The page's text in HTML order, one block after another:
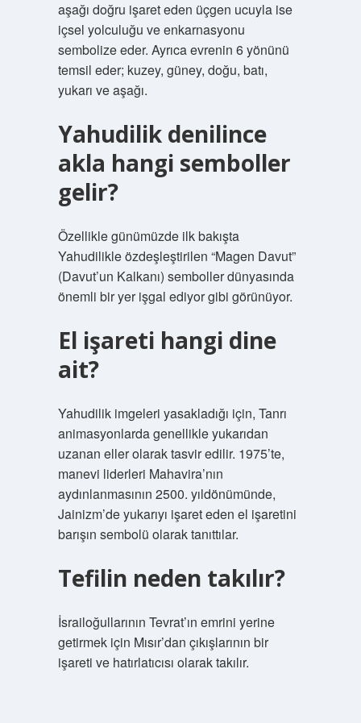
aşağı doğru işaret eden üçgen ucuyla ise
içsel yolculuğu ve enkarnasyonu
sembolize eder. Ayrıca evrenin 6 yönünü
temsil eder; kuzey, güney, doğu, batı,
yukarı ve aşağı.
Yahudilik denilince
akla hangi semboller
gelir?
Özellikle günümüzde ilk bakışta
Yahudilikle özdeşleştirilen “Magen Davut”
(Davut’un Kalkanı) semboller dünyasında
önemli bir yer işgal ediyor gibi görünüyor.
El işareti hangi dine
ait?
Yahudilik imgeleri yasakladığı için, Tanrı
animasyonlarda genellikle yukarıdan
uzanan eller olarak tasvir edilir. 1975’te,
manevi liderleri Mahavira’nın
aydınlanmasının 2500. yıldönümünde,
Jainizm’de yukarıyı işaret eden el işaretini
barışın sembolü olarak tanıttılar.
Tefilin neden takılır?
İsrailoğullarının Tevrat’ın emrini yerine
getirmek için Mısır’dan çıkışlarının bir
işareti ve hatırlatıcısı olarak takılır.